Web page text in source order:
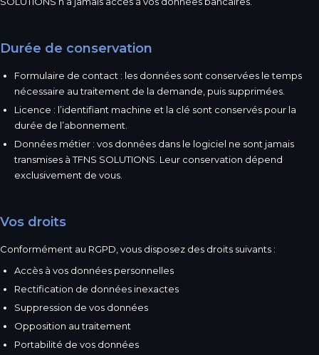
Durée de conservation
Formulaire de contact : les données sont conservées le temps
nécessaire au traitement de la demande, puis supprimées.
Licence : l’identifiant machine et la clé sont conservés pour la
durée de l’abonnement.
Données métier : vos données dans le logiciel ne sont jamais
transmises à TFNS SOLUTIONS. Leur conservation dépend
exclusivement de vous.
Vos droits
Conformément au RGPD, vous disposez des droits suivants :
Accès à vos données personnelles
Rectification de données inexactes
Suppression de vos données
Opposition au traitement
Portabilité de vos données